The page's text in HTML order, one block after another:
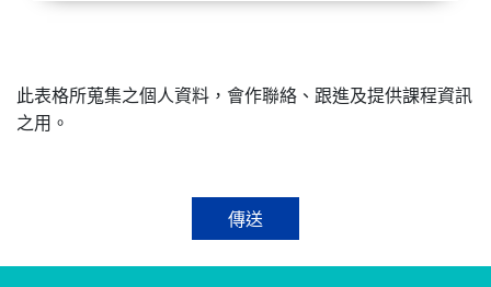
此表格所蒐集之個人資料，會作聯絡、跟進及提供課程資訊
之用。
傳送